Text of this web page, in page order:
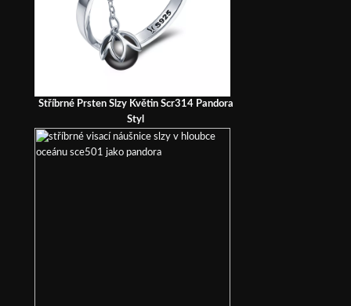
Stříbrné Prsten Slzy Květin Scr314 Pandora
Styl